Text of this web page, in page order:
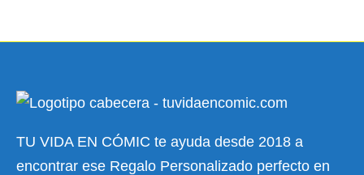
TU VIDA EN CÓMIC te ayuda desde 2018 a
encontrar ese Regalo Personalizado perfecto en